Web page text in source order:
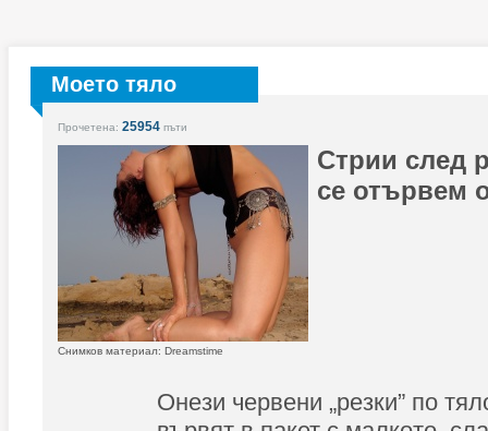
Моето тяло
Прочетена: 25954 пъти
Стрии след
се отървем
Снимков материал: Dreamstime
Онези червени „резки” по